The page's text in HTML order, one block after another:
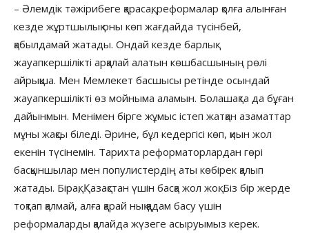
– Әлемдік тәжірибеге қарасақ, реформалар қолға алынған
кезде жұртшылық оны көп жағдайда түсінбей,
қабылдамай жатады. Ондай кезде барлық
жауапкершілікті арқалай алатын көшбасшының рөлі
айрықша. Мен Мемлекет басшысы ретінде осындай
жауапкершілікті өз мойныма аламын. Болашақта да бұған
дайынмын. Менімен бірге жұмыс істеп жатқан азаматтар
мұны жақсы біледі. Әрине, бұл кедергісі көп, қиын жол
екенін түсінемін. Тарихта реформаторлардан гөрі
басқыншылар мен популистердің аты көбірек қалып
жатады. Бірақ, Қазақстан үшін басқа жол жоқ. Біз бір жерде
тоқтап қалмай, алға қарай нық қадам басу үшін
реформаларды қалайда жүзеге асыруымыз керек.